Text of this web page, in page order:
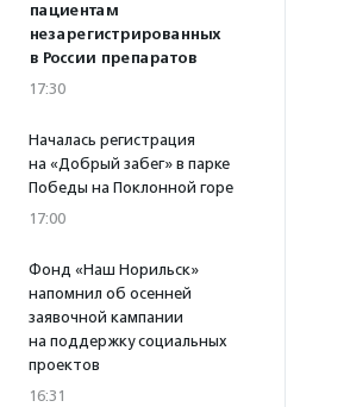
пациентам
незарегистрированных
в России препаратов
17:30
Началась регистрация
на «Добрый забег» в парке
Победы на Поклонной горе
17:00
Фонд «Наш Норильск»
напомнил об осенней
заявочной кампании
на поддержку социальных
проектов
16:31